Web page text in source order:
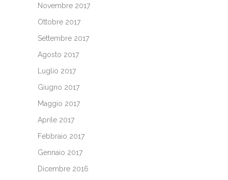
Novembre 2017
Ottobre 2017
Settembre 2017
Agosto 2017
Luglio 2017
Giugno 2017
Maggio 2017
Aprile 2017
Febbraio 2017
Gennaio 2017
Dicembre 2016